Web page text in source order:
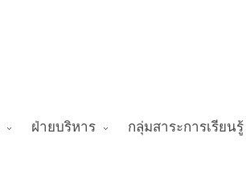
ฝ่ายบริหาร กลุ่มสาระการเรียนรู้